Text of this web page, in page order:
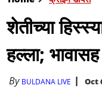
शेतीच्या
हल्ला; भावासह
By BULDANA LIVE Oct